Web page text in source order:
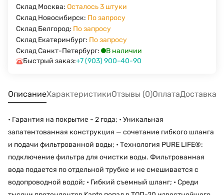
Склад Москва: Осталось 3 штуки
Склад Новосибирск: По запросу
Склад Белгород: По запросу
Склад Екатеринбург: По запросу
Склад Санкт-Петербург:
В наличии
Быстрый заказ:+7 (903) 900-40-90
ОписаниеХарактеристикиОтзывы (0)ОплатаДоставка
• Гарантия на покрытие - 2 года; • Уникальная
запатентованная конструкция — сочетание гибкого шланга
и подачи фильтрованной воды; • Технология PURE LIFE®:
подключение фильтра для очистки воды. Фильтрованная
вода подается по отдельной трубке и не смешивается с
водопроводной водой; • Гибкий съемный шланг; • Среди